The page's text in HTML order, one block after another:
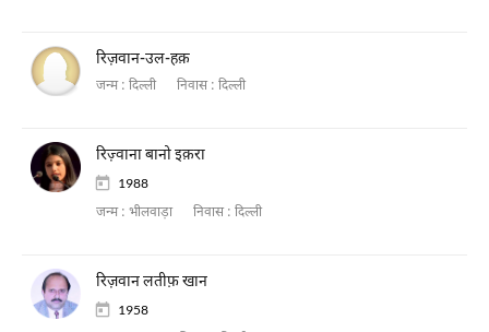
रिज़वान-उल-हक़
जन्म : दिल्ली निवास : दिल्ली
रिज़्वाना बानो इक़रा
1988
जन्म : भीलवाड़ा निवास : दिल्ली
रिज़वान लतीफ़ खान
1958